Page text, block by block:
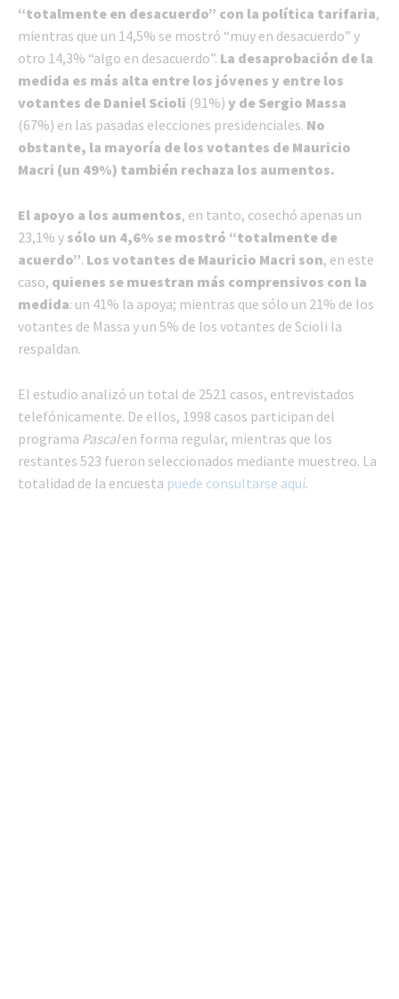
“totalmente en desacuerdo” con la política tarifaria,
mientras que un 14,5% se mostró “muy en desacuerdo” y
otro 14,3% “algo en desacuerdo”. La desaprobación de la
medida es más alta entre los jóvenes y entre los
votantes de Daniel Scioli (91%) y de Sergio Massa
(67%) en las pasadas elecciones presidenciales. No
obstante, la mayoría de los votantes de Mauricio
Macri (un 49%) también rechaza los aumentos.
El apoyo a los aumentos, en tanto, cosechó apenas un
23,1% y sólo un 4,6% se mostró “totalmente de
acuerdo”. Los votantes de Mauricio Macri son, en este
caso, quienes se muestran más comprensivos con la
medida: un 41% la apoya; mientras que sólo un 21% de los
votantes de Massa y un 5% de los votantes de Scioli la
respaldan.
El estudio analizó un total de 2521 casos, entrevistados
telefónicamente. De ellos, 1998 casos participan del
programa Pascalen forma regular, mientras que los
restantes 523 fueron seleccionados mediante muestreo. La
totalidad de la encuesta puede consultarse aquí.